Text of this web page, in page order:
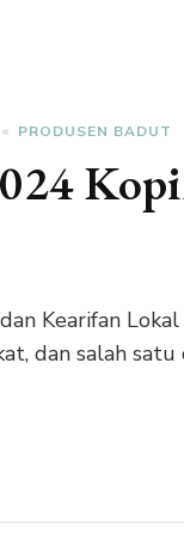
PRODUSEN BADUT
Kearifan Lokal
dan salah satu